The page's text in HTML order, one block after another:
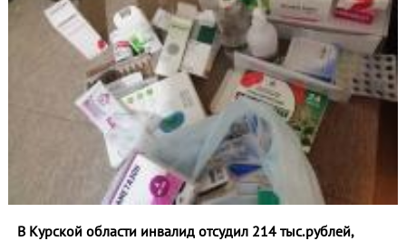
В Курской области инвалид отсудил 214 тыс.рублей,